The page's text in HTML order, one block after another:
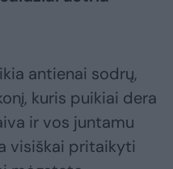
antienai sodrų,
kuris puikiai dera
ir vos juntamu
visiškai pritaikyti